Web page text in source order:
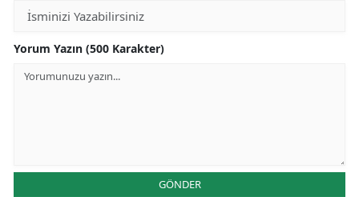
Yorum Yazın (500 Karakter)
GÖNDER